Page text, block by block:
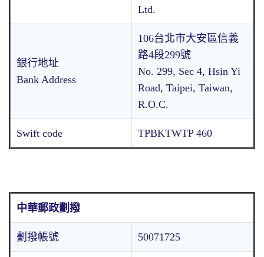
Ltd.
銀行地址
Bank Address
106台北市大安區信義
路4段299號
No. 299, Sec 4, Hsin Yi
Road, Taipei, Taiwan,
R.O.C.
Swift code TPBKTWTP 460
中華郵政劃撥
劃撥帳號 50071725